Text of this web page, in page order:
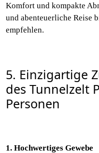
Komfort und kompakte
und abenteuerliche Reise
empfehlen.
5. Einzigartige
des Tunnelzelt
Personen
1. Hochwertiges Gewebe